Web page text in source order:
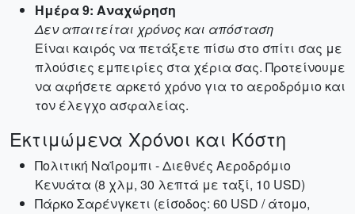
Ημέρα 9: Αναχώρηση
Δεν απαιτείται χρόνος και απόσταση
Είναι καιρός να πετάξετε πίσω στο σπίτι σας με
πλούσιες εμπειρίες στα χέρια σας. Προτείνουμε
να αφήσετε αρκετό χρόνο για το αεροδρόμιο και
τον έλεγχο ασφαλείας.
Εκτιμώμενα Χρόνοι και Κόστη
Πολιτική Ναΐρομπι - Διεθνές Αεροδρόμιο
Κενυάτα (8 χλμ, 30 λεπτά με ταξί, 10 USD)
Πάρκο Σαρένγκετι (είσοδος: 60 USD / άτομο,